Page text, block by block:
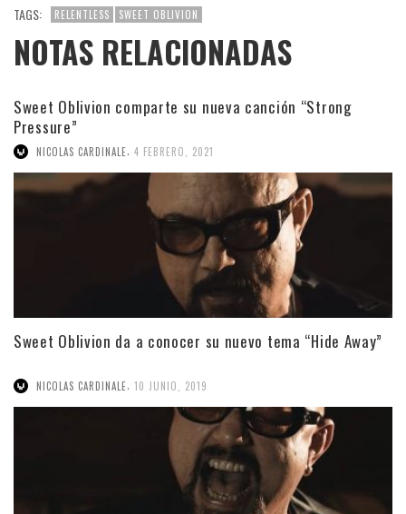
TAGS: RELENTLESS SWEET OBLIVION
NOTAS RELACIONADAS
Sweet Oblivion comparte su nueva canción “Strong
Pressure”
NICOLAS CARDINALE, 4 FEBRERO, 2021
Sweet Oblivion da a conocer su nuevo tema “Hide Away”
NICOLAS CARDINALE, 10 JUNIO, 2019